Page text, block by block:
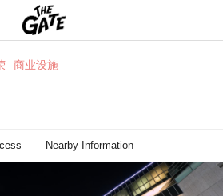
商业设施
Nearby Information